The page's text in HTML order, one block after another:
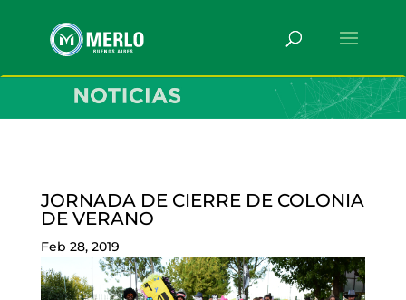
JORNADA DE CIERRE DE COLONIA
DE VERANO
Feb 28, 2019